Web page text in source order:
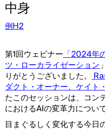
中身
例H2
第1回ウェビナー 「2024年
ツ・ローカライゼーション
りがとうございました。
ダクト・オーナー、ケイト
たこのセッションは、コン
におけるAIの変革力につい
目まぐるしく変化する今日